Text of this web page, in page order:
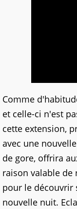
Comme
et celle-ci n'est
cette extension,
avec une
de gore, offrira
raison valable de
pour le découvrir
nouvelle nuit.